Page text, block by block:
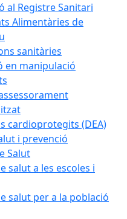
al Registre Sanitari
Alimentàries de
sanitàries
en manipulació
cardioprotegits (DEA)
i prevenció
Salut
salut a les escoles i
salut per a la població